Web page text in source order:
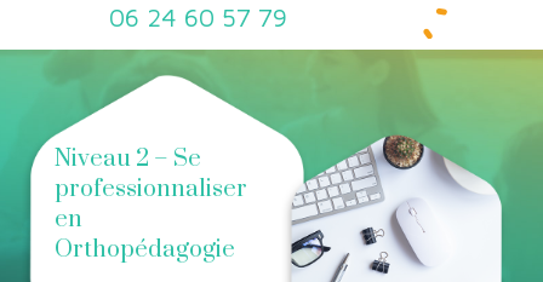
06 24 60 57 79
Niveau 2 – Se
professionnaliser
en
Orthopédagogie